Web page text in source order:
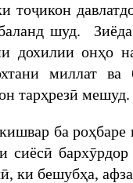
тоҷикон
шуд.
дохилии онҳо
миллат
тарҳрезӣ мешуд.
ба роҳбаре
сиёсӣ
ки бешубҳа,